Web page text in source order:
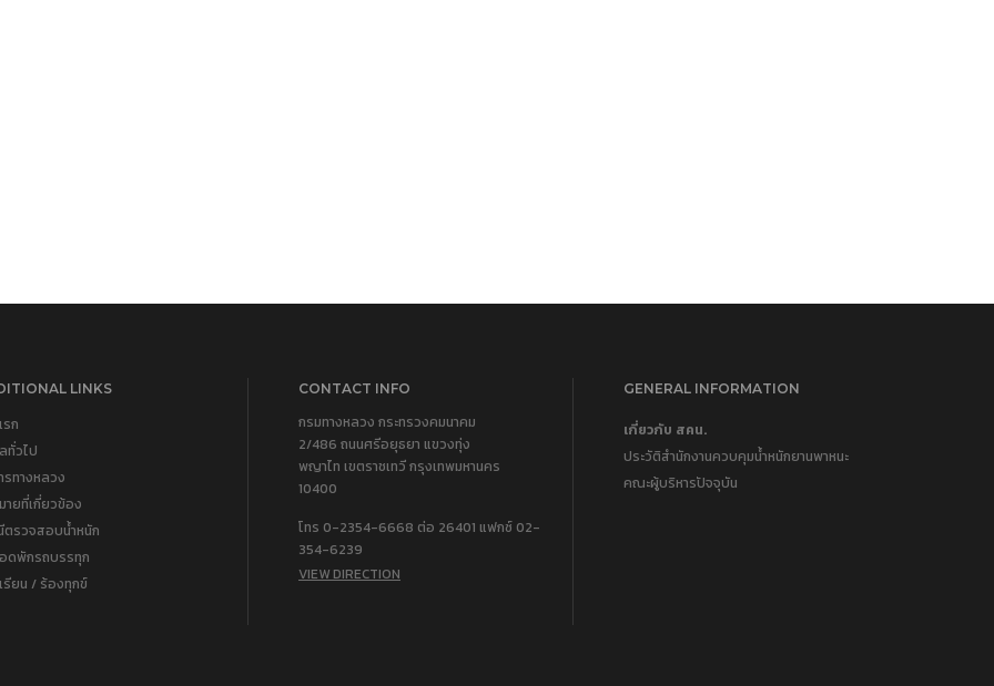
LINKS
ก
ทั่วไป
รทางหลวง
ายที่เกี่ยวข้อง
ตรวจสอบน้ำหนัก
ดพักรถบรรทุก
รียน / ร้องทุกข์
CONTACT INFO
กรมทางหลวง กระทรวงคมนาคม
2/486 ถนนศรีอยุธยา แขวงทุ่ง
พญาไท เขตราชเทวี กรุงเทพมหานคร
10400
โทร 0-2354-6668 ต่อ 26401 แฟกซ์ 02-
354-6239
VIEW DIRECTION
GENERAL INFORMATION
เกี่ยวกับ สคน.
ประวัติสำนักงานควบคุมน้ำหนักยานพาหนะ
คณะผู้บริหารปัจจุบัน